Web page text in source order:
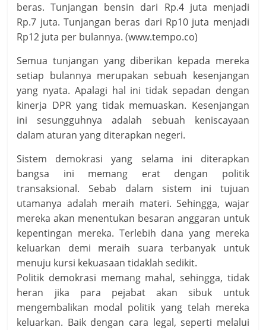
beras. Tunjangan bensin dari Rp.4 juta menjadi
Rp.7 juta. Tunjangan beras dari Rp10 juta menjadi
Rp12 juta per bulannya. (www.tempo.co)
Semua tunjangan yang diberikan kepada mereka
setiap bulannya merupakan sebuah kesenjangan
yang nyata. Apalagi hal ini tidak sepadan dengan
kinerja DPR yang tidak memuaskan. Kesenjangan
ini sesungguhnya adalah sebuah keniscayaan
dalam aturan yang diterapkan negeri.
Sistem demokrasi yang selama ini diterapkan
bangsa ini memang erat dengan politik
transaksional. Sebab dalam sistem ini tujuan
utamanya adalah meraih materi. Sehingga, wajar
mereka akan menentukan besaran anggaran untuk
kepentingan mereka. Terlebih dana yang mereka
keluarkan demi meraih suara terbanyak untuk
menuju kursi kekuasaan tidaklah sedikit.
Politik demokrasi memang mahal, sehingga, tidak
heran jika para pejabat akan sibuk untuk
mengembalikan modal politik yang telah mereka
keluarkan. Baik dengan cara legal, seperti melalui